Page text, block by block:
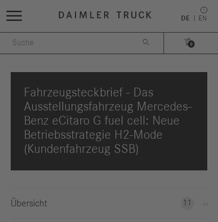
DE EN
 
0
Fahrzeugsteckbrief - Das
Ausstellungsfahrzeug Mercedes-
Benz eCitaro G fuel cell: Neue
Betriebsstrategie H2-Mode
(Kundenfahrzeug SSB)
Übersicht 11